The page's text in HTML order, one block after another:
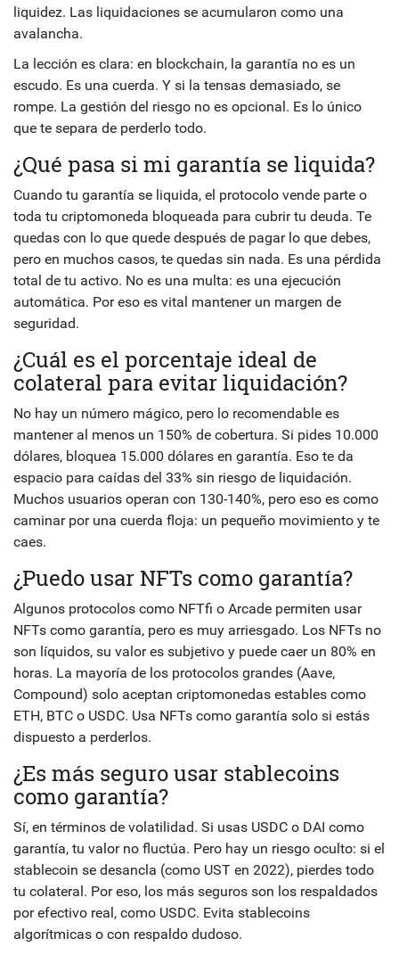
liquidez. Las liquidaciones se acumularon como una
avalancha.
La lección es clara: en blockchain, la garantía no es un
escudo. Es una cuerda. Y si la tensas demasiado, se
rompe. La gestión del riesgo no es opcional. Es lo único
que te separa de perderlo todo.
¿Qué pasa si mi garantía se liquida?
Cuando tu garantía se liquida, el protocolo vende parte o
toda tu criptomoneda bloqueada para cubrir tu deuda. Te
quedas con lo que quede después de pagar lo que debes,
pero en muchos casos, te quedas sin nada. Es una pérdida
total de tu activo. No es una multa: es una ejecución
automática. Por eso es vital mantener un margen de
seguridad.
¿Cuál es el porcentaje ideal de
colateral para evitar liquidación?
No hay un número mágico, pero lo recomendable es
mantener al menos un 150% de cobertura. Si pides 10.000
dólares, bloquea 15.000 dólares en garantía. Eso te da
espacio para caídas del 33% sin riesgo de liquidación.
Muchos usuarios operan con 130-140%, pero eso es como
caminar por una cuerda floja: un pequeño movimiento y te
caes.
¿Puedo usar NFTs como garantía?
Algunos protocolos como NFTfi o Arcade permiten usar
NFTs como garantía, pero es muy arriesgado. Los NFTs no
son líquidos, su valor es subjetivo y puede caer un 80% en
horas. La mayoría de los protocolos grandes (Aave,
Compound) solo aceptan criptomonedas estables como
ETH, BTC o USDC. Usa NFTs como garantía solo si estás
dispuesto a perderlos.
¿Es más seguro usar stablecoins
como garantía?
Sí, en términos de volatilidad. Si usas USDC o DAI como
garantía, tu valor no fluctúa. Pero hay un riesgo oculto: si el
stablecoin se desancla (como UST en 2022), pierdes todo
tu colateral. Por eso, los más seguros son los respaldados
por efectivo real, como USDC. Evita stablecoins
algorítmicas o con respaldo dudoso.